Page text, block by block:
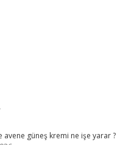
avene güneş kremi ne işe yarar ?